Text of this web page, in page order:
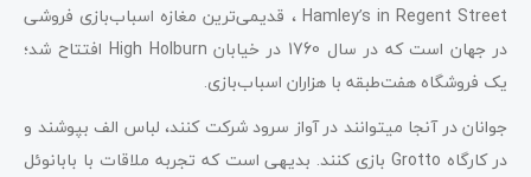
Hamley’s in Regent Street ، قدیمی‌ترین مغازه اسباب‌بازی فروشی
در جهان است که در سال 1760 در خیابان High Holburn افتتاح شد؛
یک فروشگاه هفت‌طبقه با هزاران اسباب‌بازی.
جوانان در آنجا میتوانند در آواز سرود شرکت کنند، لباس الف بپوشند و
در کارگاه Grotto بازی کنند. بدیهی است که تجربه ملاقات با بابانوئل